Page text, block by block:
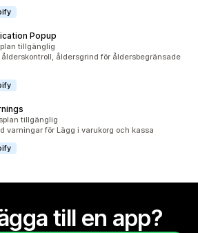
Popup
tillgänglig
åldersgrind för åldersbegränsade
tillgänglig
varningar för Lägg i varukorg och kassa
till en app?